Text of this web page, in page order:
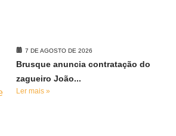
7 DE AGOSTO DE 2026
Brusque anuncia contratação do
zagueiro João...
Ler mais »